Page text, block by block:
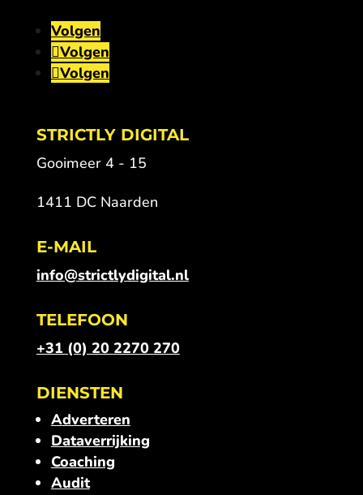
Volgen
Volgen
Volgen
STRICTLY DIGITAL
Gooimeer 4 - 15
1411 DC Naarden
E-MAIL
info@strictlydigital.nl
TELEFOON
+31 (0) 20 2270 270
DIENSTEN
Adverteren
Dataverrijking
Coaching
Audit